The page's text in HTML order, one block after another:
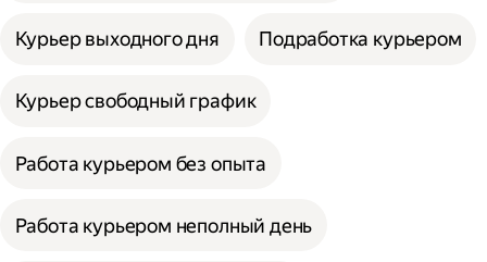
Курьер выходного дня Подработка курьером
Курьер свободный график
Работа курьером без опыта
Работа курьером неполный день